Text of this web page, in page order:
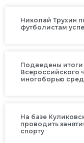
Николай Трухин
футболистам
Подведены итоги
Всероссийского
многоборью
На базе
проводить
спорту